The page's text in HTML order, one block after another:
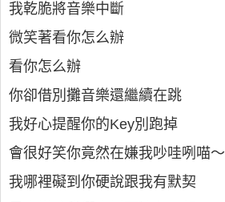
我乾脆將音樂中斷
微笑著看你怎么辦
看你怎么辦
你卻借別攤音樂還繼續在跳
我好心提醒你的Key別跑掉
會很好笑你竟然在嫌我吵哇咧喵～
我哪裡礙到你硬說跟我有默契